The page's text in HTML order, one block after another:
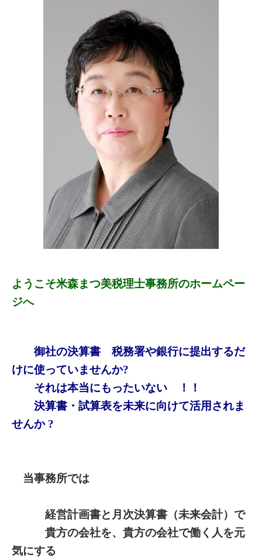
ようこそ米森まつ美税理士事務所のホームペー
ジへ
御社の決算書 税務署や銀行に提出するだ
けに使っていませんか?
それは本当にもったいない ！！
決算書・試算表を未来に向けて活用されま
せんか ?
当事務所では
経営計画書と月次決算書（未来会計）で
貴方の会社を、貴方の会社で働く人を元
気にする